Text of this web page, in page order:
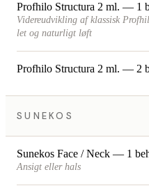
Profhilo Structura 2 ml. — 1
Videreudvikling af klassisk
let og naturligt løft
Profhilo Structura 2 ml. — 2
SUNEKOS
Sunekos Face / Neck — 1
Ansigt eller hals